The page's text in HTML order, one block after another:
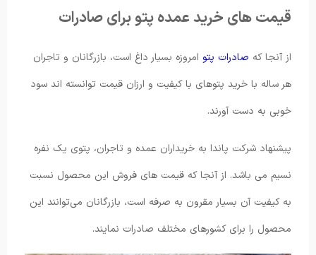
قیمت های خرید عمده پتو برای صادرات
از آنجا که صادرات پتو امروزه بسیار داغ است، بازرگانان و تاجران
هر ساله با خرید پتوهای با کیفیت و ارزان قیمت توانسته اند سود
خوبی به دست آورند.
پیشنهاد شرکت پاندا به خریداران عمده و تاجران، پتوی یک نفره
نسیم می باشد. از آنجا که قیمت های فروش این محصول نسبت
به کیفیت آن بسیار مقرون به صرفه است، بازرگانان می‌توانند این
محصول را برای کشورهای مختلف صادرات نمایند.